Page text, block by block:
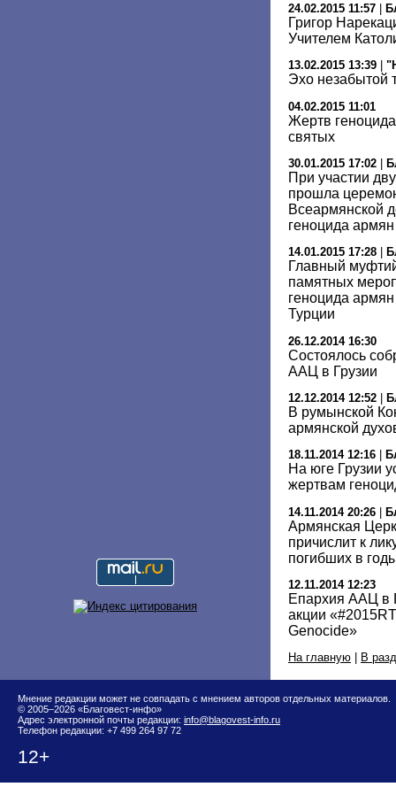
24.02.2015 11:57
Григор
Учителем
13.02.2015 13:39
Эхо незабытой
04.02.2015 11:01
Жертв
святых
30.01.2015 17:02
При участии
прошла
Всеармянской
геноцида армян
14.01.2015 17:28
Главный
памятных
геноцида
Турции
26.12.2014 16:30
Состоялось
ААЦ в Грузии
12.12.2014 12:52
В румынской
армянской
18.11.2014 12:16
На юге Грузии
жертвам
14.11.2014 20:26 |
Армянская
причислит к
погибших в
12.11.2014 12:23
Епархия ААЦ в
акции
Genocide»
На главную В
Мнение редакции может не совпадать с мнением авторов отдельных материалов.
© 2005–2026 «Благовест-инфо»
Адрес электронной почты редакции: info@blagovest-info.ru
Телефон редакции: +7 499 264 97 72
12+